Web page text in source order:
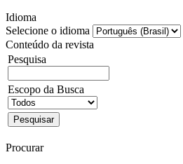
Idioma
Selecione o idioma
Conteúdo da revista
Pesquisa
Escopo da Busca
Procurar